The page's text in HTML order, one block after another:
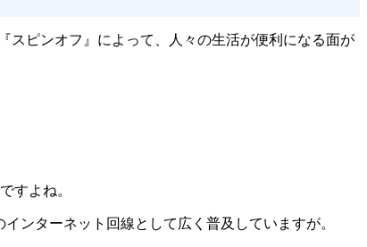
スピンオフ』によって、人々の生活が便利になる面が
すよね。
ンターネット回線として広く普及していますが。